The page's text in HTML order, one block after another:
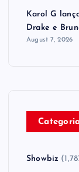
Karol G
Drake e
August 7, 2026
Showbiz